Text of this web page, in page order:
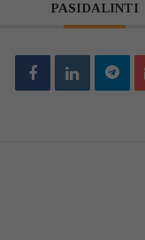
PASIDALINTI